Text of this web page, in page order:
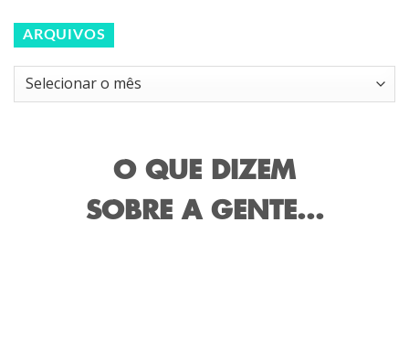
ARQUIVOS
Arquivos
O QUE DIZEM
SOBRE A GENTE...